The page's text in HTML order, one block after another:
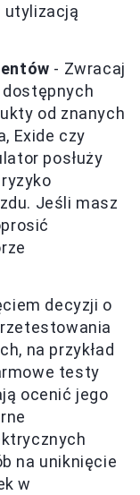
utylizacją
- Zwracaj
od znanych
Exide czy
posłuży
Jeśli masz
decyzji o
na przykład
testy
ocenić jego
na uniknięcie
w